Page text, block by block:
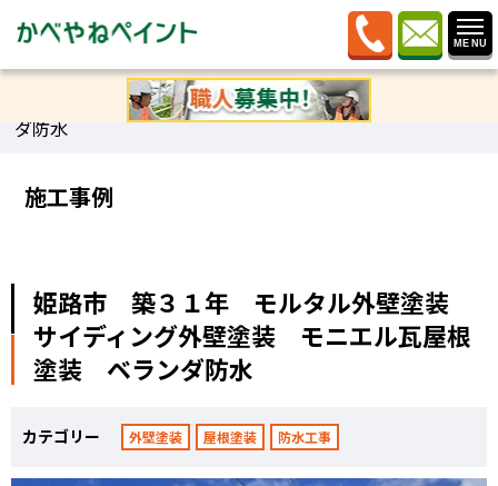
施工事例»姫路市 築３１年 モルタル外壁塗
装 サイディング外壁塗装 モニエル瓦屋根塗装 ベラン
ダ防水
施工事例
姫路市 築３１年 モルタル外壁塗装
サイディング外壁塗装 モニエル瓦屋根
塗装 ベランダ防水
カテゴリー 外壁塗装 屋根塗装 防水工事